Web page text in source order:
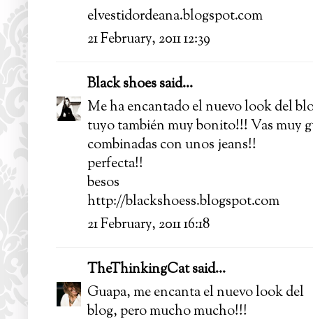
elvestidordeana.blogspot.com
21 February, 2011 12:39
Black shoessaid...
Me ha encantado el nuevo look del
tuyo también muy bonito!!! Vas muy
combinadas con unos jeans!!
perfecta!!
besos
http://blackshoess.blogspot.com
21 February, 2011 16:18
TheThinkingCatsaid...
Guapa, me encanta el nuevo look del
blog, pero mucho mucho!!!